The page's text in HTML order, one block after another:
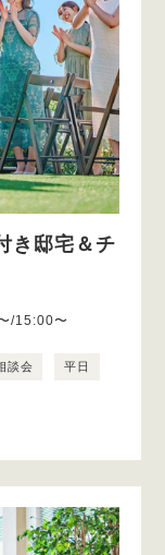
き邸宅＆チ
/15:00〜
談会 平日